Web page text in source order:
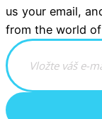
us your email,
from the world of